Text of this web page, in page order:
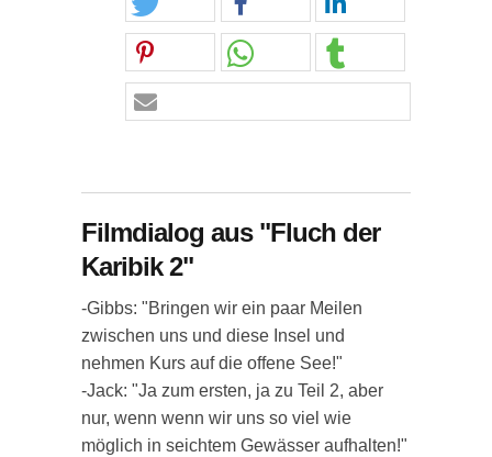
Filmdialog aus "Fluch der
Karibik 2"
-Gibbs: "Bringen wir ein paar Meilen
zwischen uns und diese Insel und
nehmen Kurs auf die offene See!"
-Jack: "Ja zum ersten, ja zu Teil 2, aber
nur, wenn wenn wir uns so viel wie
möglich in seichtem Gewässer aufhalten!"